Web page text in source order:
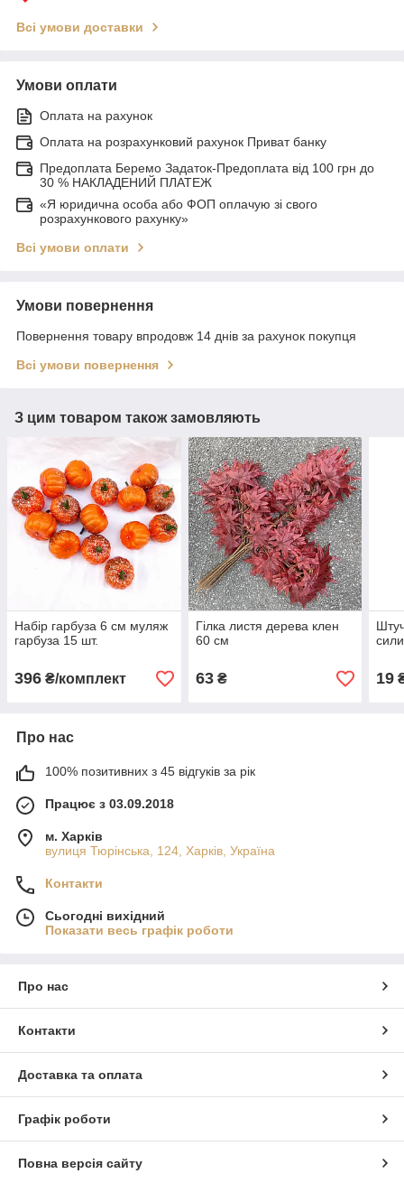
Всі умови доставки
Умови оплати
Оплата на рахунок
Оплата на розрахунковий рахунок Приват банку
Предоплата Беремо Задаток-Предоплата від 100 грн до
30 % НАКЛАДЕНИЙ ПЛАТЕЖ
«Я юридична особа або ФОП оплачую зі свого
розрахункового рахунку»
Всі умови оплати
Умови повернення
Повернення товару впродовж 14 днів за рахунок покупця
Всі умови повернення
З цим товаром також замовляють
Набір гарбуза 6 см муляж
гарбуза 15 шт.
396 ₴/комплект
Гілка листя дерева клен
60 см
63₴ 19
Про нас
100% позитивних з 45 відгуків за рік
Працює з 03.09.2018
м. Харків
вулиця Тюрінська, 124, Харків, Україна
Контакти
Сьогодні вихідний
Показати весь графік роботи
Про нас
Контакти
Доставка та оплата
Графік роботи
Повна версія сайту